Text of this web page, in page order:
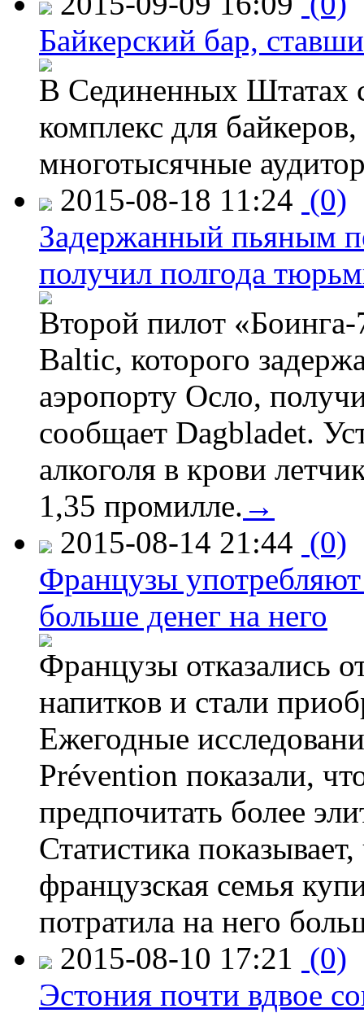
Байкерский бар,
В Сединенных Штатах
комплекс для
многотысячные
2015-08-18 11:24 (0)
Задержанный пьяным
получил полгода
Второй пилот
Baltic, которого
аэропорту Осло,
сообщает Dagbladet.
алкоголя в крови
1,35 промилле. →
2015-08-14 21:44 (0)
Французы
больше денег на него
Французы отказались
напитков и стали
Ежегодные
Prévention показали,
предпочитать более
Статистика
французская семья
потратила на него
2015-08-10 17:21 (0)
Эстония почти вдвое